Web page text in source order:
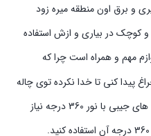
و برق اون منطقه میره زود
کوچک در بیاری و ازش استفاده
مهم و همراه است چرا که
پیدا کنی تا خدا نکرده توی چاله
نیوفتی پس امروزه به یکی از این چراغ های جیبی با نور 360 درجه نیاز